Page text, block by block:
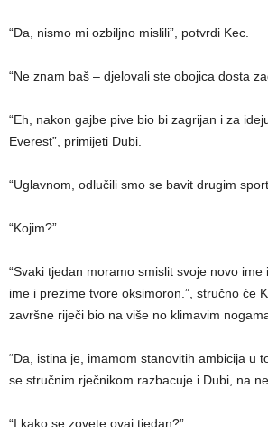
“Da, nismo mi ozbiljno mislili”, potvrdi Kec.
“Ne znam baš – djelovali ste obojica dosta
“Eh, nakon gajbe pive bio bi zagrijan i za
Everest”, primijeti Dubi.
“Uglavnom, odlučili smo se bavit drugim
“Kojim?”
“Svaki tjedan moramo smislit svoje novo
ime i prezime tvore oksimoron.”, stručno će
završne riječi bio na više no klimavim
“Da, istina je, imamom stanovitih ambicija u
se stručnim rječnikom razbacuje i Dubi, na
“I kako se zovete ovaj tjedan?”